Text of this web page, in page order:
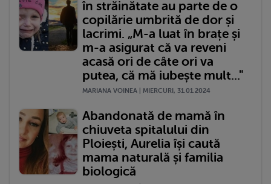
în străinătate au parte de o
copilărie umbrită de dor și
lacrimi. „M-a luat în brațe și
m-a asigurat că va reveni
acasă ori de câte ori va
putea, că mă iubește mult..."
MARIANA VOINEA | MIERCURI, 31.01.2024
Abandonată de mamă în
chiuveta spitalului din
Ploiești, Aurelia își caută
mama naturală și familia
biologică